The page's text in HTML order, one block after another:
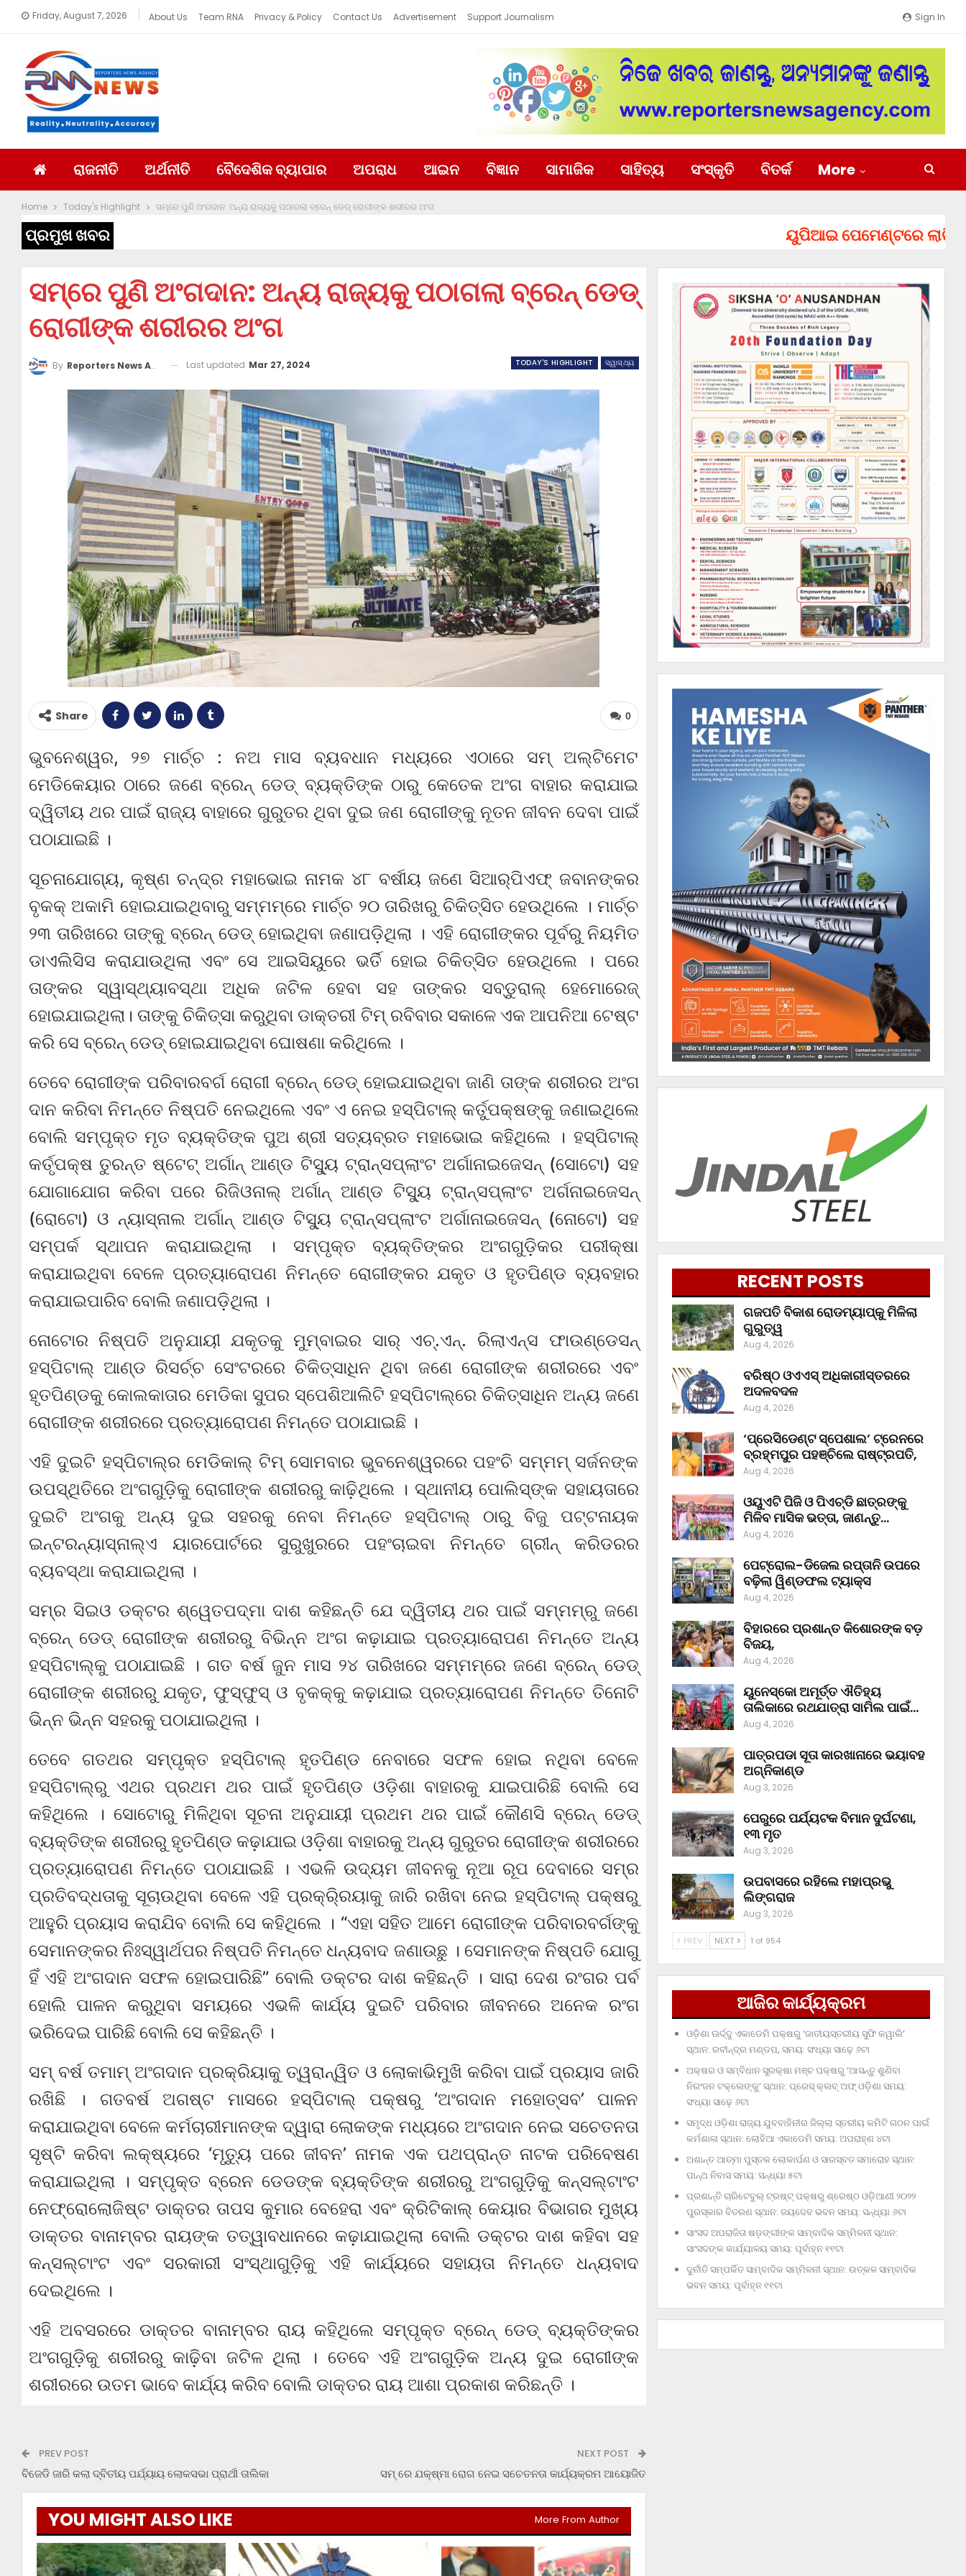
Sign In
Friday, August 7, 2026 About Us Team RNA Privacy & Policy Contact Us Advertisement Support Journalism
ରାଜନୀତି ଅର୍ଥନୀତି ବୈଦେଶିକ ବ୍ୟାପାର ଅପରାଧ ଆଇନ ବିଜ୍ଞାନ ସାମାଜିକ ସାହିତ୍ୟ ସଂସ୍କୃତି ବିତର୍କ More
Home Today's Highlight ସମ୍‌ରେ ପୁଣି ଅଂଗଦାନ: ଅନ୍ୟ ରାଜ୍ୟକୁ ପଠାଗଲା ବ୍ରେନ୍ ଡେଡ୍ ରୋଗୀଙ୍କ ଶରୀରର ଅଂଗ
ପ୍ରମୁଖ ଖବର ୟୁପିଆଇ ପେମେଣ୍ଟରେ ଲାଗିପାରେ
ସମ୍‌ରେ ପୁଣି ଅଂଗଦାନ: ଅନ୍ୟ ରାଜ୍ୟକୁ ପଠାଗଲା ବ୍ରେନ୍ ଡେଡ୍
ରୋଗୀଙ୍କ ଶରୀରର ଅଂଗ
TODAY'S HIGHLIGHT ସ୍ୱାସ୍ଥ୍ୟ
By Reporters News Agency Last updated Mar 27, 2024
0
Share
ଭୁବନେଶ୍ୱର, ୨୭ ମାର୍ଚ୍ଚ : ନଅ ମାସ ବ୍ୟବଧାନ ମଧ୍ୟରେ ଏଠାରେ ସମ୍ ଅଲ୍ଟିମେଟ
ମେଡିକେୟାର ଠାରେ ଜଣେ ବ୍ରେନ୍ ଡେଡ୍ ବ୍ୟକ୍ତିଙ୍କ ଠାରୁ କେତେକ ଅଂଗ ବାହାର କରାଯାଇ
ଦ୍ୱିତୀୟ ଥର ପାଇଁ ରାଜ୍ୟ ବାହାରେ ଗୁରୁତର ଥିବା ଦୁଇ ଜଣ ରୋଗୀଙ୍କୁ ନୂତନ ଜୀବନ ଦେବା ପାଇଁ
ପଠାଯାଇଛି ।
ସୂଚନାଯୋଗ୍ୟ, କୃଷ୍ଣ ଚନ୍ଦ୍ର ମହାଭୋଇ ନାମକ ୪୮ ବର୍ଷୀୟ ଜଣେ ସିଆର୍‌ପିଏଫ୍ ଜବାନଙ୍କର
ବୃକକ୍ ଅକାମି ହୋଇଯାଇଥିବାରୁ ସମ୍ମମ୍‌ରେ ମାର୍ଚ୍ଚ ୨୦ ତାରିଖରୁ ଚିକିତ୍ସିତ ହେଉଥିଲେ । ମାର୍ଚ୍ଚ
୨୩ ତାରିଖରେ ତାଙ୍କୁ ବ୍ରେନ୍ ଡେଡ୍ ହୋଇଥିବା ଜଣାପଡ଼ିଥିଲା । ଏହି ରୋଗୀଙ୍କର ପୂର୍ବରୁ ନିୟମିତ
ଡାଏଲିସିସ କରାଯାଉଥିଲା ଏବଂ ସେ ଆଇସିୟୁରେ ଭର୍ତି ହୋଇ ଚିକିତ୍ସିତ ହେଉଥିଲେ । ପରେ
ତାଙ୍କର ସ୍ୱାସ୍ଥ୍ୟାବସ୍ଥା ଅଧିକ ଜଟିଳ ହେବା ସହ ତାଙ୍କର ସବ୍‌ଡୁରାଲ୍ ହେମୋରେଜ୍
ହୋଇଯାଇଥିଲା। ତାଙ୍କୁ ଚିକିତ୍ସା କରୁଥିବା ଡାକ୍ତରୀ ଟିମ୍ ରବିବାର ସକାଳେ ଏକ ଆପନିଆ ଟେଷ୍ଟ
କରି ସେ ବ୍ରେନ୍ ଡେଡ୍ ହୋଇଯାଇଥିବା ଘୋଷଣା କରିଥିଲେ ।
ତେବେ ରୋଗୀଙ୍କ ପରିବାରବର୍ଗ ରୋଗୀ ବ୍ରେନ୍ ଡେଡ୍ ହୋଇଯାଇଥିବା ଜାଣି ତାଙ୍କ ଶରୀରର ଅଂଗ
ଦାନ କରିବା ନିମନ୍ତେ ନିଷ୍ପତି ନେଇଥିଲେ ଏବଂ ଏ ନେଇ ହସ୍ପିଟାଲ୍ କର୍ତୁପକ୍ଷଙ୍କୁ ଜଣାଇଥିଲେ
ବୋଲି ସମ୍ପୃକ୍ତ ମୃତ ବ୍ୟକ୍ତିଙ୍କ ପୁଅ ଶ୍ରୀ ସତ୍ୟବ୍ରତ ମହାଭୋଇ କହିଥିଲେ । ହସ୍ପିଟାଲ୍
କର୍ତୃପକ୍ଷ ତୁରନ୍ତ ଷ୍ଟେଟ୍ ଅର୍ଗାନ୍ ଆଣ୍ଡ ଟିସ୍ୟୁ ଟ୍ରାନ୍ସପ୍ଲାଂଟ ଅର୍ଗାନାଇଜେସନ୍ (ସୋଟୋ) ସହ
ଯୋଗାଯୋଗ କରିବା ପରେ ରିଜିଓନାଲ୍ ଅର୍ଗାନ୍ ଆଣ୍ଡ ଟିସ୍ୟୁ ଟ୍ରାନ୍ସପ୍ଲାଂଟ ଅର୍ଗନାଇଜେସନ୍
(ରୋଟୋ) ଓ ନ୍ୟାସ୍‌ନାଲ ଅର୍ଗାନ୍ ଆଣ୍ଡ ଟିସ୍ୟୁ ଟ୍ରାନ୍ସପ୍ଲାଂଟ ଅର୍ଗାନାଇଜେସନ୍ (ନୋଟୋ) ସହ
ସମ୍ପର୍କ ସ୍ଥାପନ କରାଯାଇଥିଲା । ସମ୍ପୃକ୍ତ ବ୍ୟକ୍ତିଙ୍କର ଅଂଗଗୁଡ଼ିକର ପରୀକ୍ଷା
କରାଯାଇଥିବା ବେଳେ ପ୍ରତ୍ୟାରୋପଣ ନିମନ୍ତେ ରୋଗୀଙ୍କର ଯକୃତ ଓ ହୃତପିଣ୍ଡ ବ୍ୟବହାର
କରାଯାଇପାରିବ ବୋଲି ଜଣାପଡ଼ିଥିଲା ।
ନୋଟୋର ନିଷ୍ପତି ଅନୁଯାୟୀ ଯକୃତକୁ ମୁମ୍ବାଇର ସାର୍ ଏଚ୍‌.ଏନ୍‌. ରିଲାଏନ୍ସ ଫାଉଣ୍ଡେସନ୍
ହସ୍ପିଟାଲ୍ ଆଣ୍ଡ ରିସର୍ଚ୍ଚ ସେଂଟରରେ ଚିକିତ୍ସାଧିନ ଥିବା ଜଣେ ରୋଗୀଙ୍କ ଶରୀରରେ ଏବଂ
ହୃତପିଣ୍ଡକୁ କୋଲକାତାର ମେଡିକା ସୁପର ସ୍ପେଶିଆଲିଟି ହସ୍ପିଟାଲ୍‌ରେ ଚିକିତ୍ସାଧିନ ଅନ୍ୟ ଜଣେ
ରୋଗୀଙ୍କ ଶରୀରରେ ପ୍ରତ୍ୟାରୋପଣ ନିମନ୍ତେ ପଠାଯାଇଛି ।
ଏହି ଦୁଇଟି ହସ୍ପିଟାଲ୍‌ର ମେଡିକାଲ୍ ଟିମ୍ ସୋମବାର ଭୁବନେଶ୍ୱରରେ ପହଂଚି ସମ୍ମମ୍ ସର୍ଜନଙ୍କ
ଉପସ୍ଥିତିରେ ଅଂଗଗୁଡ଼ିକୁ ରୋଗୀଙ୍କ ଶରୀରରୁ କାଢ଼ିଥିଲେ । ସ୍ଥାନୀୟ ପୋଲିସ୍‌ଙ୍କ ସହାୟତାରେ
ଦୁଇଟି ଅଂଗକୁ ଅନ୍ୟ ଦୁଇ ସହରକୁ ନେବା ନିମନ୍ତେ ହସ୍ପିଟାଲ୍ ଠାରୁ ବିଜୁ ପଟ୍ଟନାୟକ
ଇନ୍‌ଟରନ୍ୟାସ୍‌ନାଲ୍ଏ ୟାରପୋର୍ଟରେ ସୁରୁଖୁରରେ ପହଂଚାଇବା ନିମନ୍ତେ ଗ୍ରୀନ୍ କରିଡରର
ବ୍ୟବସ୍ଥା କରାଯାଇଥିଲା ।
ସମ୍‌ର ସିଇଓ ଡକ୍ଟର ଶ୍ୱେତପଦ୍ମା ଦାଶ କହିଛନ୍ତି ଯେ ଦ୍ୱିତୀୟ ଥର ପାଇଁ ସମ୍ମମ୍‌ରୁ ଜଣେ
ବ୍ରେନ୍ ଡେଡ୍ ରୋଗୀଙ୍କ ଶରୀରରୁ ବିଭିନ୍ନ ଅଂଗ କଢ଼ାଯାଇ ପ୍ରତ୍ୟାରୋପଣ ନିମନ୍ତେ ଅନ୍ୟ
ହସ୍ପିଟାଲ୍‌କୁ ପଠାଯାଇଛି । ଗତ ବର୍ଷ ଜୁନ ମାସ ୨୪ ତାରିଖରେ ସମ୍ମମ୍‌ରେ ଜଣେ ବ୍ରେନ୍ ଡେଡ୍
ରୋଗୀଙ୍କ ଶରୀରରୁ ଯକୃତ, ଫୁସ୍‌ଫୁସ୍ ଓ ବୃକକ୍‌କୁ କଢ଼ାଯାଇ ପ୍ରତ୍ୟାରୋପଣ ନିମନ୍ତେ ତିନୋଟି
ଭିନ୍ନ ଭିନ୍ନ ସହରକୁ ପଠାଯାଇଥିଲା ।
ତେବେ ଗତଥର ସମ୍ପୃକ୍ତ ହସ୍ପିଟାଲ୍ ହୃତପିଣ୍ଡ ନେବାରେ ସଫଳ ହୋଇ ନଥିବା ବେଳେ
ହସ୍ପିଟାଲ୍‌ରୁ ଏଥର ପ୍ରଥମ ଥର ପାଇଁ ହୃତପିଣ୍ଡ ଓଡ଼ିଶା ବାହାରକୁ ଯାଇପାରିଛି ବୋଲି ସେ
କହିଥିଲେ । ସୋଟୋରୁ ମିଳିଥିବା ସୂଚନା ଅନୁଯାୟୀ ପ୍ରଥମ ଥର ପାଇଁ କୌଣସି ବ୍ରେନ୍ ଡେଡ୍
ବ୍ୟକ୍ତିଙ୍କ ଶରୀରରୁ ହୃତପିଣ୍ଡ କଢ଼ାଯାଇ ଓଡ଼ିଶା ବାହାରକୁ ଅନ୍ୟ ଗୁରୁତର ରୋଗୀଙ୍କ ଶରୀରରେ
ପ୍ରତ୍ୟାରୋପଣ ନିମନ୍ତେ ପଠାଯାଇଛି । ଏଭଳି ଉଦ୍ୟମ ଜୀବନକୁ ନୂଆ ରୂପ ଦେବାରେ ସମ୍‌ର
ପ୍ରତିବଦ୍ଧତାକୁ ସୂଚାଉଥିବା ବେଳେ ଏହି ପ୍ରକ୍ରି୍ରୟାକୁ ଜାରି ରଖିବା ନେଇ ହସ୍ପିଟାଲ୍ ପକ୍ଷରୁ
ଆହୁରି ପ୍ରୟାସ କରାଯିବ ବୋଲି ସେ କହିଥିଲେ । “ଏହା ସହିତ ଆମେ ରୋଗୀଙ୍କ ପରିବାରବର୍ଗଙ୍କୁ
ସେମାନଙ୍କର ନିଃସ୍ୱାର୍ଥପର ନିଷ୍ପତି ନିମନ୍ତେ ଧନ୍ୟବାଦ ଜଣାଉଛୁ । ସେମାନଙ୍କ ନିଷ୍ପତି ଯୋଗୁ
ହିଁ ଏହି ଅଂଗଦାନ ସଫଳ ହୋଇପାରିଛି” ବୋଲି ଡକ୍ଟର ଦାଶ କହିଛନ୍ତି । ସାରା ଦେଶ ରଂଗର ପର୍ବ
ହୋଲି ପାଳନ କରୁଥିବା ସମୟରେ ଏଭଳି କାର୍ଯ୍ୟ ଦୁଇଟି ପରିବାର ଜୀବନରେ ଅନେକ ରଂଗ
ଭରିଦେଇ ପାରିଛି ବୋଲି ସେ କହିଛନ୍ତି ।
ସମ୍ ବର୍ଷ ତମାମ୍ ଅଂଗଦାନ ପ୍ରକ୍ରିୟାକୁ ତ୍ୱରାନ୍ୱିତ ଓ ଲୋକାଭିମୁଖି କରିବା ପାଇଁ ପ୍ରୟାସ ଜାରି
ରଖିଛି । ଗତବର୍ଷ ଅଗଷ୍ଟ ମାସରେ ହସ୍ପିଟାଲ୍ ପକ୍ଷରୁ ‘ଅଂଗଦାନ ମହୋତ୍ସବ’ ପାଳନ
କରାଯାଇଥିବା ବେଳେ କର୍ମଚାରୀମାନଙ୍କ ଦ୍ୱାରା ଲୋକଙ୍କ ମଧ୍ୟରେ ଅଂଗଦାନ ନେଇ ସଚେତନତା
ସୃଷ୍ଟି କରିବା ଲକ୍ଷ୍ୟରେ ‘ମୃତ୍ୟୁ ପରେ ଜୀବନ’ ନାମକ ଏକ ପଥପ୍ରାନ୍ତ ନାଟକ ପରିବେଷଣ
କରାଯାଇଥିଲା । ସମ୍ପୃକ୍ତ ବ୍ରେନ ଡେଡଙ୍କ ବ୍ୟକ୍ତିଙ୍କ ଶରୀରରୁ ଅଂଗଗୁଡ଼ିକୁ କନ୍‌ସଲ୍‌ଟାଂଟ
ନେଫ୍ରୋଲୋଜିଷ୍ଟ ଡାକ୍ତର ତାପସ କୁମାର ବେହେରା ଏବଂ କ୍ରିଟିକାଲ୍ କେୟାର ବିଭାଗର ମୁଖ୍ୟ
ଡାକ୍ତର ବାନାମ୍ବର ରାୟଙ୍କ ତତ୍ୱାବଧାନରେ କଢ଼ାଯାଇଥିଲା ବୋଲି ଡକ୍ଟର ଦାଶ କହିବା ସହ
କନ୍‌ସଲ୍‌ଟାଂଟ ଏବଂ ସରକାରୀ ସଂସ୍ଥାଗୁଡ଼ିକୁ ଏହି କାର୍ଯ୍ୟରେ ସହାୟତା ନିମନ୍ତେ ଧନ୍ୟବାଦ
ଦେଇଥିଲେ ।
ଏହି ଅବସରରେ ଡାକ୍ତର ବାନାମ୍ବର ରାୟ କହିଥିଲେ ସମ୍ପୃକ୍ତ ବ୍ରେନ୍ ଡେଡ୍ ବ୍ୟକ୍ତିଙ୍କର
ଅଂଗଗୁଡ଼ିକୁ ଶରୀରରୁ କାଢ଼ିବା ଜଟିଳ ଥିଲା । ତେବେ ଏହି ଅଂଗଗୁଡ଼ିକ ଅନ୍ୟ ଦୁଇ ରୋଗୀଙ୍କ
ଶରୀରରେ ଉତମ ଭାବେ କାର୍ଯ୍ୟ କରିବ ବୋଲି ଡାକ୍ତର ରାୟ ଆଶା ପ୍ରକାଶ କରିଛନ୍ତି ।
PREV POST
ବିଜେଡି ଜାରି କଲା ଦ୍ବିତୀୟ ପର୍ଯ୍ୟାୟ ଲୋକସଭା ପ୍ରାର୍ଥୀ ତାଲିକା
NEXT POST
ସମ୍ ରେ ଯକ୍ଷ୍ମା ରୋଗ ନେଇ ସଚେତନତା କାର୍ଯ୍ୟକ୍ରମ ଆୟୋଜିତ
YOU MIGHT ALSO LIKE More From Author
RECENT POSTS
ଗଜପତି ବିକାଶ ରୋଡମ୍ୟାପ୍‌କୁ ମିଳିଲା
ଗୁରୁତ୍ୱ
Aug 4, 2026
ବରିଷ୍ଠ ଓଏଏସ୍‌ ଅଧିକାରୀସ୍ତରରେ
ଅଦଳବଦଳ
Aug 4, 2026
‘ପ୍ରେସିଡେଣ୍ଟ ସ୍ପେଶାଲ’ ଟ୍ରେନରେ
ବ୍ରହ୍ମପୁର ପହଞ୍ଚିଲେ ରାଷ୍ଟ୍ରପତି,
Aug 4, 2026
ଓୟୁଏଟି ପିଜି ଓ ପିଏଚ୍‌ଡି ଛାତ୍ରଙ୍କୁ
ମିଳିବ ମାସିକ ଭତ୍ତା, ଜାଣନ୍ତୁ…
Aug 4, 2026
ପେଟ୍ରୋଲ-ଡିଜେଲ ରପ୍ତାନି ଉପରେ
ବଢ଼ିଲା ୱିଣ୍ଡଫଲ ଟ୍ୟାକ୍ସ
Aug 4, 2026
ବିହାରରେ ପ୍ରଶାନ୍ତ କିଶୋରଙ୍କ ବଡ଼
ବିଜୟ,
Aug 4, 2026
ୟୁନେସ୍କୋ ଅମୂର୍ତ୍ତ ଐତିହ୍ୟ
ତାଲିକାରେ ରଥଯାତ୍ରା ସାମିଲ ପାଇଁ…
Aug 4, 2026
ପାତ୍ରପଡା ସୂତା କାରଖାନାରେ ଭୟାବହ
ଅଗ୍ନିକାଣ୍ଡ
Aug 3, 2026
ପେରୁରେ ପର୍ଯ୍ୟଟକ ବିମାନ ଦୁର୍ଘଟଣା,
୧୩ ମୃତ
Aug 3, 2026
ଉପବାସରେ ରହିଲେ ମହାପ୍ରଭୁ
ଲିଙ୍ଗରାଜ
Aug 3, 2026
PREV NEXT 1 of 954
ଆଜିର କାର୍ଯ୍ୟକ୍ରମ
ଓଡ଼ିଶା ଊର୍ଦ୍ଦୁ ଏକାଡେମି ପକ୍ଷରୁ ‘ଜାତୀୟସ୍ତରୀୟ ସୁଫି କୱାଲି’
ସ୍ଥାନ: ରବୀନ୍ଦ୍ର ମଣ୍ଡପ, ସମୟ: ସଂଧ୍ୟା ସାଢ଼େ ୬ଟା
ଅକ୍ଷର ଓ ସମ୍ବିଧାନ ସୁରକ୍ଷା ମଞ୍ଚ ପକ୍ଷରୁ ‘ଆସନ୍ତୁ ଶୁଣିବା
ନିରଂଜନ ଟକ୍‌ଲେଙ୍କୁ’ ସ୍ଥାନ: ପ୍ରେସ୍‌ କ୍ଲବ୍‌ ଅଫ୍‌ ଓଡ଼ିଶା ସମୟ:
ସଂଧ୍ୟା ସାଢ଼େ ୬ଟା
ସମୃଦ୍ଧ ଓଡ଼ିଶା ରାଜ୍ୟ ଯୁବବାହିନୀର ଜିଲ୍ଲା ସ୍ତରୀୟ କମିଟି ଗଠନ ପାଇଁ
କର୍ମଶାଳା ସ୍ଥାନ: ଲୋହିଆ ଏକାଡେମି ସମୟ: ଅପରାହ୍‌ଣ ୪ଟା
ଅଶାନ୍ତ ଆତ୍ମା ପୁସ୍ତକ ଲୋକାର୍ପଣ ଓ ସାରସ୍ବତ ସମାରୋହ ସ୍ଥାନ:
ପାନ୍ଥ ନିବାସ ସମୟ: ସନ୍ଧ୍ୟା ୫ଟା
ପ୍ରଶାନ୍ତି ଚାରିଟେବୁଲ୍‌ ଟ୍ରଷ୍ଟ୍‌ ପକ୍ଷରୁ ଶ୍ରେଷ୍ଠ ଓଡ଼ିଆଣୀ ୨୦୨୨
ପୁରସ୍କାର ବିତରଣ ସ୍ଥାନ: ଜୟଦେବ ଭବନ ସମୟ: ସନ୍ଧ୍ୟା ୬ଟା
ସାଂସଦ ଅପରାଜିତା ଷଡ଼ଙ୍ଗୀଙ୍କ ସାମ୍ବାଦିକ ସମ୍ମିଳନୀ ସ୍ଥାନ:
ସାଂସଦଙ୍କ କାର୍ଯ୍ୟାଳୟ ସମୟ: ପୂର୍ବାହ୍ନ ୧୧ଟା
ଦୁର୍ନୀତି ସମ୍ପର୍କିତ ସାମ୍ବାଦିକ ସମ୍ମିଳନୀ ସ୍ଥାନ: ଉତ୍କଳ ସାମ୍ବାଦିକ
ଭବନ ସମୟ: ପୂର୍ବାହ୍ନ ୧୧ଟା